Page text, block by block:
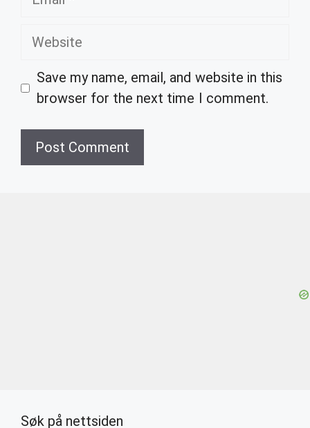
Website
Save my name, email, and website in this
browser for the next time I comment.
Søk på nettsiden